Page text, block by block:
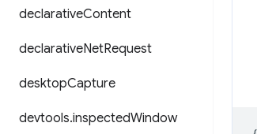
declarativeContent
declarativeNetRequest
desktopCapture
devtools.inspectedWindow